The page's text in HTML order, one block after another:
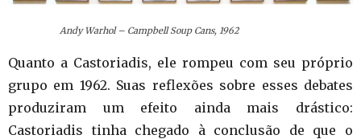
Andy Warhol – Campbell Soup Cans, 1962
Quanto a Castoriadis, ele rompeu com seu próprio
grupo em 1962. Suas reflexões sobre esses debates
produziram um efeito ainda mais drástico:
Castoriadis tinha chegado à conclusão de que o